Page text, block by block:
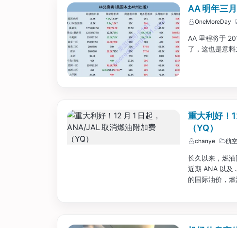
AA 明年三
OneMoreDay
AA 里程将于
了，这也是意
重大利好！
（YQ）
chanye 航
长久以来，燃
近期 ANA 以及
的国际油价，